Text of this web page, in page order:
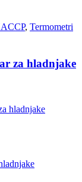
, Termometri
za hladnjake